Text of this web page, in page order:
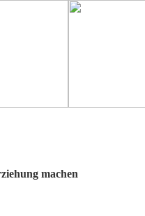
machen